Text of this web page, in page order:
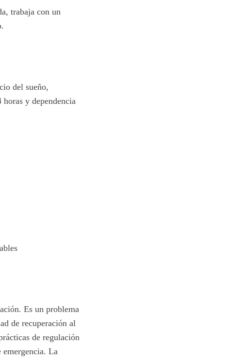
trabaja con un
del sueño,
y dependencia
Es un problema
de recuperación al
de regulación
emergencia. La